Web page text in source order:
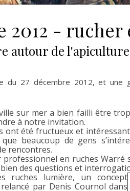
2012 -
autour de
du 27 décembre 2012, et une
sur mer a bien failli être
à notre invitation.
ont été fructueux et
beaucoup de gens
rencontres.
en ruches
des questions et
ruches lumière, un concept
par Denis Cournol dans